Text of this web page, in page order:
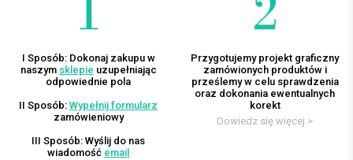
I Sposób: Dokonaj zakupu w
naszym sklepie uzupełniając
odpowiednie pola
II Sposób: Wypełnij formularz
zamówieniowy
III Sposób: Wyślij do nas
wiadomość email
Przygotujemy projekt graficzny
zamówionych produktów i
prześlemy w celu sprawdzenia
oraz dokonania ewentualnych
korekt
Dowiedz się więcej >